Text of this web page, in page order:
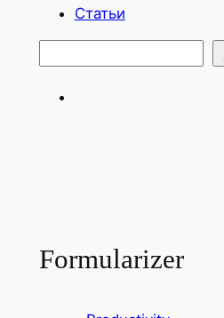
Статьи
Formularizer